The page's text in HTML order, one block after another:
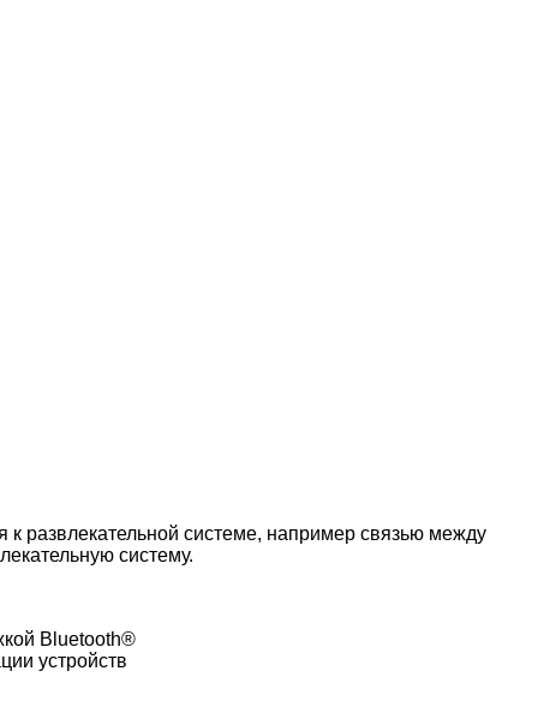
развлекательной системе, например связью между
систему.
Bluetooth®
устройств